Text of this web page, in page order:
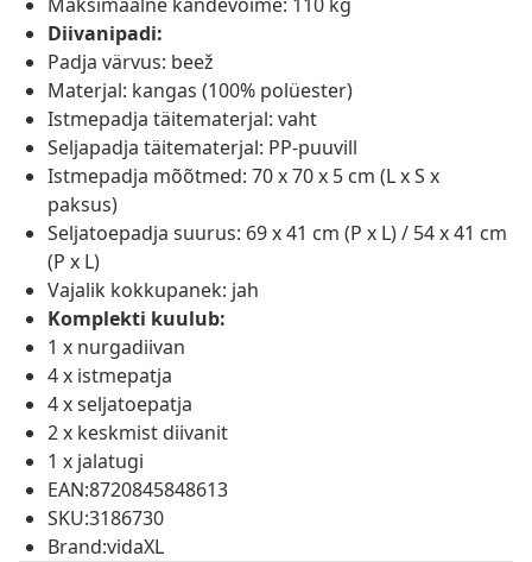
Diivanipadi:
Padja värvus: beež
Materjal: kangas (100% polüester)
Istmepadja täitematerjal: vaht
Seljapadja täitematerjal: PP-puuvill
Istmepadja mõõtmed: 70 x 70 x 5 cm (L x S x
paksus)
Seljatoepadja suurus: 69 x 41 cm (P x L) / 54 x 41 cm
(P x L)
Vajalik kokkupanek: jah
Komplekti kuulub:
1 x nurgadiivan
4 x istmepatja
4 x seljatoepatja
2 x keskmist diivanit
1 x jalatugi
EAN:8720845848613
SKU:3186730
Brand:vidaXL